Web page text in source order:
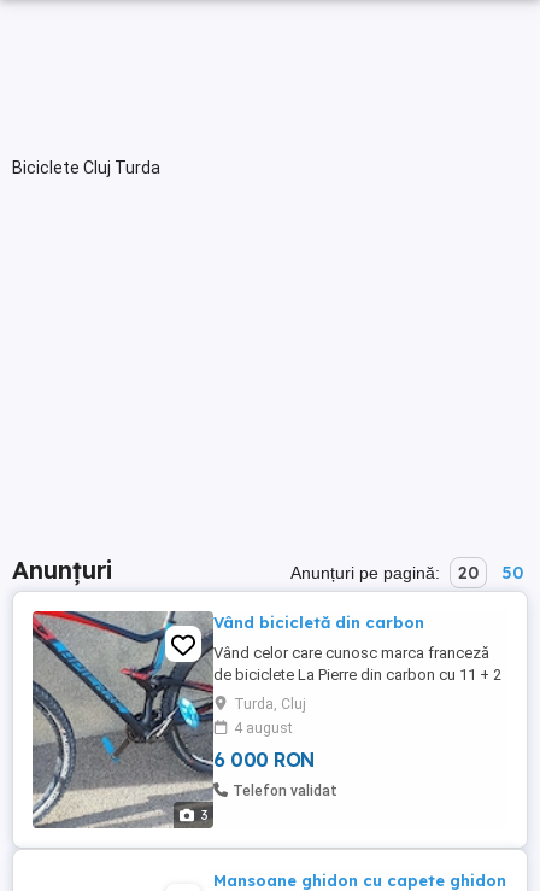
Biciclete Cluj Turda
Anunțuri Anunțuri pe pagină: 20 50
3
Vând bicicletă din carbon
Vând celor care cunosc marca franceză
de biciclete La Pierre din carbon cu 11 + 2
pinioane, cu greutatea de 4 kg și roți de 29
inchi. Bicicleta este impecabilă , cu
piesele ei originale, cu furcă rockshox și
cu revizie făcută în 10 iunie 2026. Mărimea
este M L (18-19 inchi) și este ideală pt.
Turda, Cluj
4 august
6 000 RON
Telefon validat
Mansoane ghidon cu capete ghidon